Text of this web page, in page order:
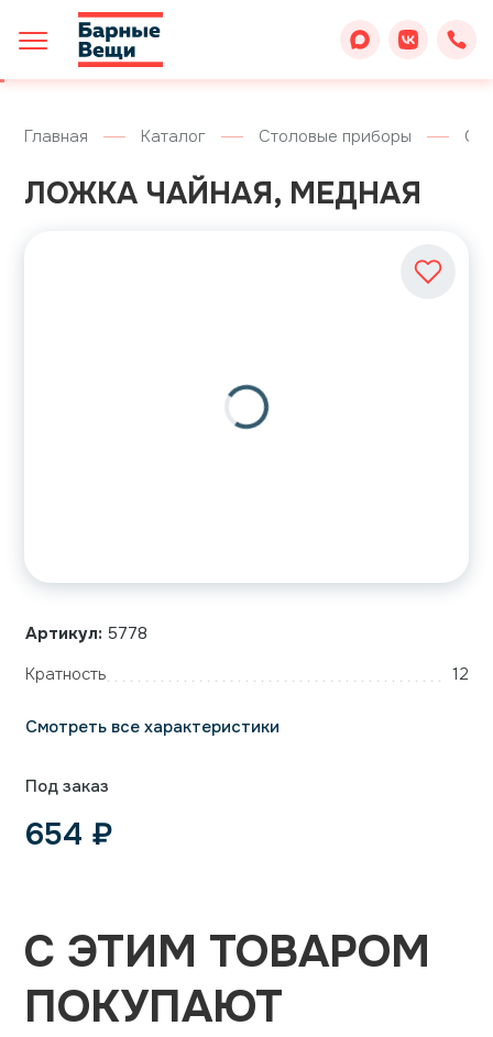
Главная Каталог Столовые приборы
ЛОЖКА ЧАЙНАЯ, МЕДНАЯ
Артикул: 5778
Кратность
12
Смотреть все характеристики
Под заказ
654 ₽
С ЭТИМ ТОВАРОМ
ПОКУПАЮТ